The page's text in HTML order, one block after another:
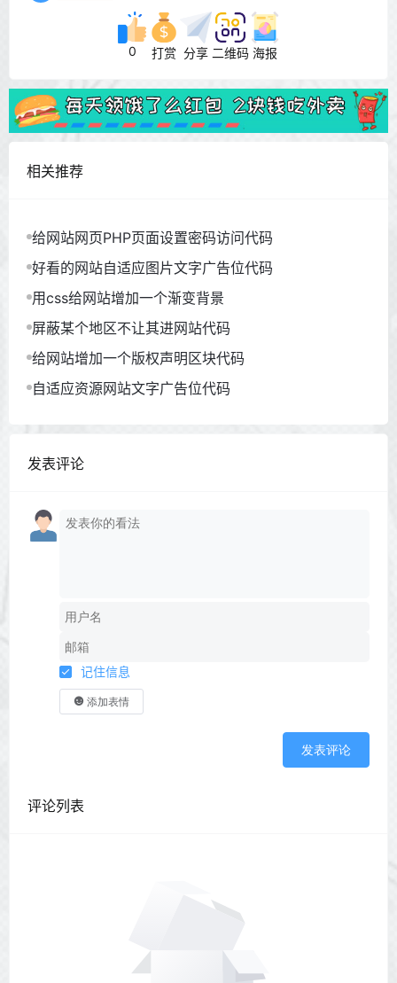
    background-color: #dc3545;
.txtguanggao a:nth-child(2) {
    background-color: #007bff;
}
.txtguanggao a:nth-child(3) {
    background-color: #28a745;
}
    background-color: #ffc107;
}
.txtguanggao a:nth-child(6) {
    background-color: #ffc107;
}
}
    background-color: #007bff;
background:#FF2805;color:#FFF
}
    float: left;
    line-height: 35.35px;
    height: 35.35px;
    font-size: 14px;
    background-color: rgb(255, 153, 159);
}
0 打赏 分享 二维码 海报
相关推荐
给网站网页PHP页面设置密码访问代码
好看的网站自适应图片文字广告位代码
用css给网站增加一个渐变背景
屏蔽某个地区不让其进网站代码
给网站增加一个版权声明区块代码
自适应资源网站文字广告位代码
发表评论
记住信息
添加表情
发表评论
评论列表